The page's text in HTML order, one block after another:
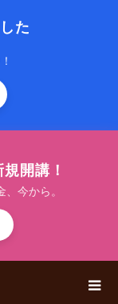
た
開講！
今から。